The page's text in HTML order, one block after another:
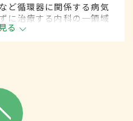
ど循環器に関係する病気
に治療する内科の一領域
前は、循環器科と呼ばれ
る